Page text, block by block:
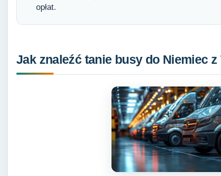
opłat.
Jak znaleźć tanie busy do Niemiec